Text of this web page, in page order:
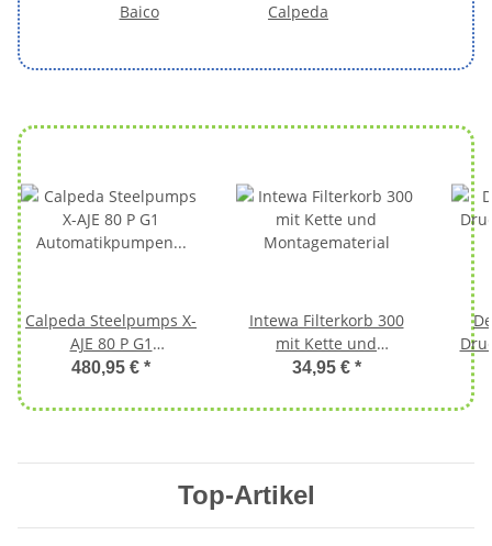
Baico Calpeda Cipax
Calpeda Steelpumps X-
AJE 80 P G1
Automatikpumpen
480,95 € *
Intewa Filterkorb 300
mit Kette und
Montagematerial
34,95 € *
Top-Artikel